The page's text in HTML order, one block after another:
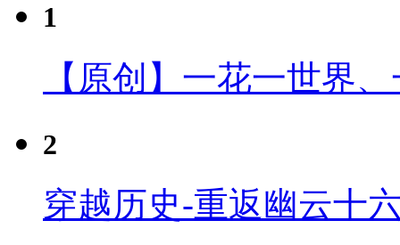
1
【原创】一花一世界
2
穿越历史-重返幽云十